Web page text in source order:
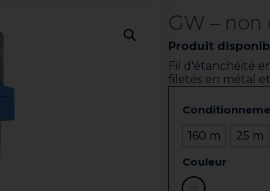
GW –
Produit
Fil d'étanchéité
filetés en métal
160 m 25 m
Couleur